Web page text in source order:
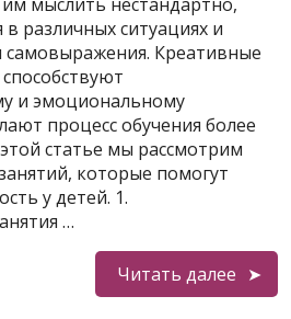
различных ситуациях и
самовыражения. Креативные
и эмоциональному
процесс обучения более
статье мы рассмотрим
которые помогут
у детей. 1.
…
Читать далее